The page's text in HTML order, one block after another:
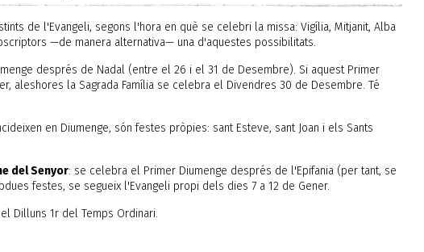
de l'Evangeli, segons l'hora en què se celebri la missa: Vigília, Mitjanit, Alba
—de manera alternativa— una d'aquestes possibilitats.
després de Nadal (entre el 26 i el 31 de Desembre). Si aquest Primer
aleshores la Sagrada Família se celebra el Divendres 30 de Desembre. Té
en Diumenge, són festes pròpies: sant Esteve, sant Joan i els Sants
del Senyor: se celebra el Primer Diumenge després de l'Epifania (per tant, se
festes, se segueix l'Evangeli propi dels dies 7 a 12 de Gener.
Dilluns 1r del Temps Ordinari.